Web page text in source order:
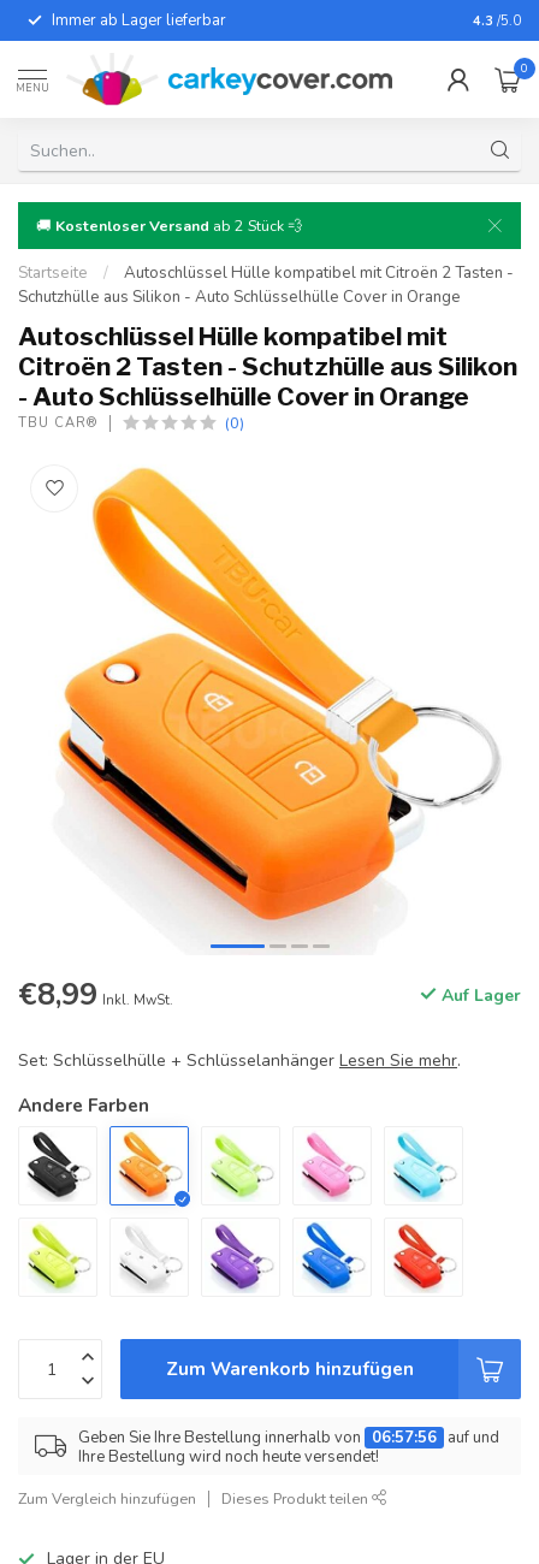
Immer ab Lager lieferbar Für fast
4.3 /5.0
MENU
0
🚚 Kostenloser Versand ab 2 Stück 💨
Startseite /
Autoschlüssel Hülle kompatibel mit Citroën 2 Tasten -
Schutzhülle aus Silikon - Auto Schlüsselhülle Cover in Orange
Autoschlüssel Hülle kompatibel mit
Citroën 2 Tasten - Schutzhülle aus Silikon
- Auto Schlüsselhülle Cover in Orange
TBU CAR® (0)
€8,99 Inkl. MwSt. Auf Lager
Set: Schlüsselhülle + Schlüsselanhänger Lesen Sie mehr.
Andere Farben
Zum Warenkorb hinzufügen
Geben Sie Ihre Bestellung innerhalb von 06:57:55 auf und
Ihre Bestellung wird noch heute versendet!
Zum Vergleich hinzufügen Dieses Produkt teilen
Lager in der EU